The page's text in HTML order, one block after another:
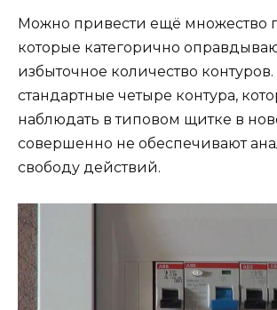
Можно привести ещё множество
которые категорично
избыточное количество контуров.
стандартные четыре контура,
наблюдать в типовом щитке в
совершенно не обеспечивают
свободу действий.